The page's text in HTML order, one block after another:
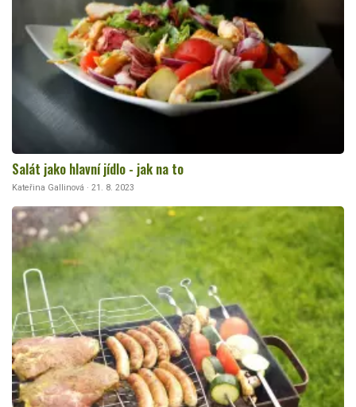
Salát jako hlavní jídlo - jak na to
Kateřina Gallinová · 21. 8. 2023